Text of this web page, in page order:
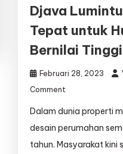
Djava
Tepat untuk
Bernilai Tinggi
Februari 28, 2023
Comment
Jasa
Desain
–
Dalam dunia properti
desain perumahan
tahun. Masyarakat kini